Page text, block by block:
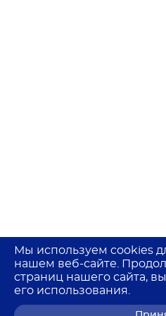
Мы используем cookies
нашем веб-сайте.
страниц нашего сайта,
его использования.